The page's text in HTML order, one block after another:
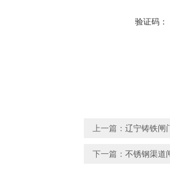
验证码：
上一篇： 辽宁铸铁闸
下一篇： 不锈钢渠道